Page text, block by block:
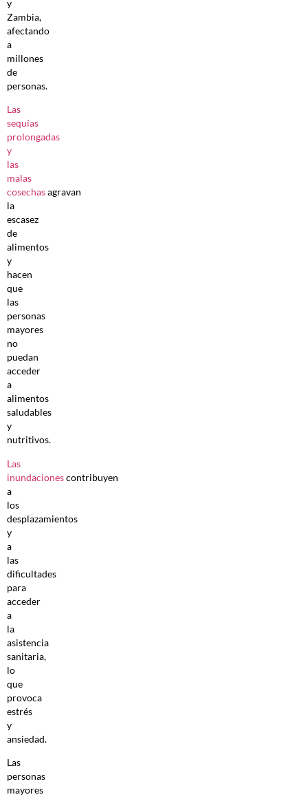
y
Zambia,
afectando
a
millones
de
personas.
Las
sequías
prolongadas
y
las
malas
cosechasagravan
la
escasez
de
alimentos
y
hacen
que
las
personas
mayores
no
puedan
acceder
a
alimentos
saludables
y
nutritivos.
Las
inundacionescontribuyen
a
los
desplazamientos
y
a
las
dificultades
para
acceder
a
la
asistencia
sanitaria,
lo
que
provoca
estrés
y
ansiedad.
Las
personas
mayores